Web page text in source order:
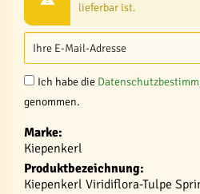
lieferbar ist.
Ich habe die
genommen.
Marke:
Kiepenkerl
Produktbezeichnung:
Kiepenkerl Viridiflora-Tulpe